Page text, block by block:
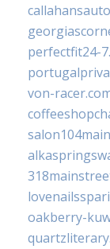
perfectfit24-
von-
oakberry-